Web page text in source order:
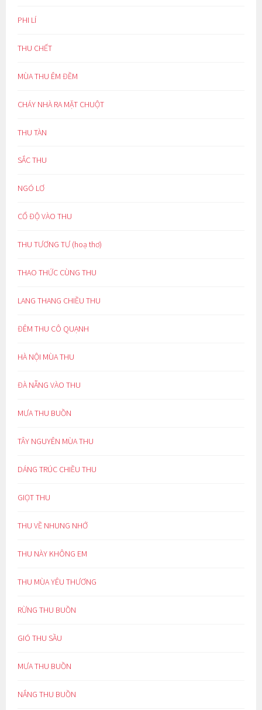
PHI LÍ
THU CHẾT
MÙA THU ÊM ĐỀM
CHÁY NHÀ RA MẶT CHUỘT
THU TÀN
SẮC THU
NGÓ LƠ
CỔ ĐỘ VÀO THU
THU TƯƠNG TƯ (hoạ thơ)
THAO THỨC CÙNG THU
LANG THANG CHIỀU THU
ĐÊM THU CÔ QUẠNH
HÀ NỘI MÙA THU
ĐÀ NẴNG VÀO THU
MƯA THU BUỒN
TÂY NGUYÊN MÙA THU
DÁNG TRÚC CHIỀU THU
GIỌT THU
THU VỀ NHUNG NHỚ
THU NÀY KHÔNG EM
THU MÙA YÊU THƯƠNG
RỪNG THU BUỒN
GIÓ THU SẦU
MƯA THU BUỒN
NẮNG THU BUỒN